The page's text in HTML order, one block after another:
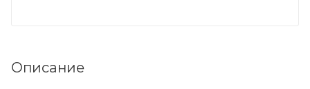
Описание